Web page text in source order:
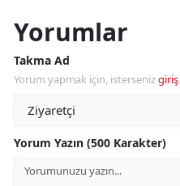
Yorumlar
Takma Ad
Yorum yapmak için, istersenizgiriş
Yorum Yazın (500 Karakter)